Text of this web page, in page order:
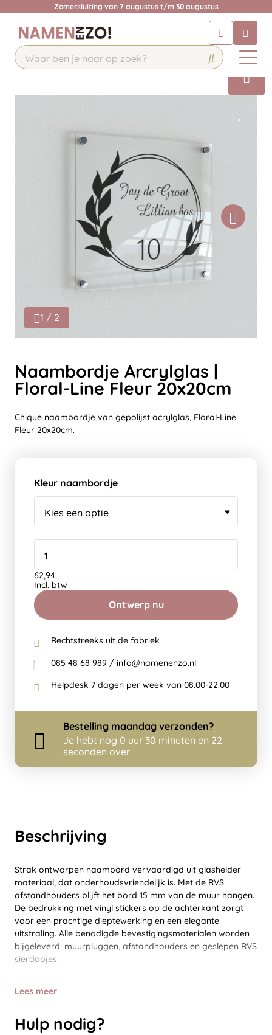
Zomersluiting van 7 augustus t/m 30 augustus
Chat 24/7 met onze chatbot voor
hulp
Contact
Beschrijving
Strak ontworpen naambord vervaardigd uit glashelder
materiaal, dat onderhoudsvriendelijk is. Met de RVS
afstandhouders blijft het bord 15 mm van de muur hangen.
De bedrukking met vinyl stickers op de achterkant zorgt
voor een prachtige dieptewerking en een elegante
uitstraling. Alle benodigde bevestigingsmaterialen worden
bijgeleverd: muurpluggen, afstandhouders en geslepen RVS
sierdopjes.
Lees meer
Hulp nodig?
1 / 2
Naambordje Arcrylglas |
Floral-Line Fleur 20x20cm
Chique naambordje van gepolijst acrylglas, Floral-Line
Fleur 20x20cm.
Kleur naambordje
Ontwerp nu
62,94
Incl. btw
Rechtstreeks uit de fabriek
085 48 68 989 / info@namenenzo.nl
Helpdesk 7 dagen per week van 08.00-22.00
Bestelling maandag verzonden?
Je hebt nog 0 uur 30 minuten en 22
seconden over